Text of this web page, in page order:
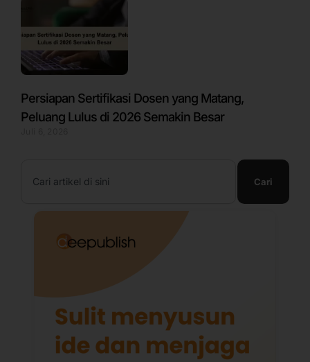
Persiapan Sertifikasi Dosen yang Matang,
Peluang Lulus di 2026 Semakin Besar
Cari